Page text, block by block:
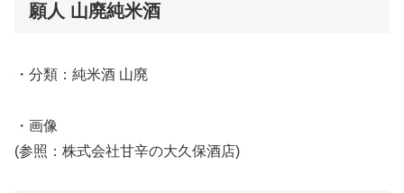
願人 山廃純米酒
・分類：純米酒 山廃
・画像
(参照：株式会社甘辛の大久保酒店)